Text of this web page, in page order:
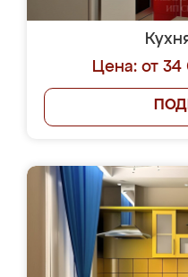
Цена: от 34